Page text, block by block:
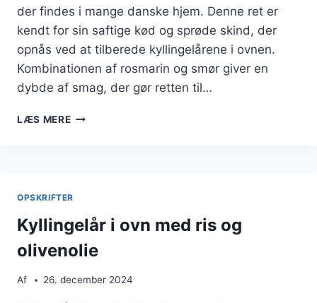
der findes i mange danske hjem. Denne ret er
kendt for sin saftige kød og sprøde skind, der
opnås ved at tilberede kyllingelårene i ovnen.
Kombinationen af rosmarin og smør giver en
dybde af smag, der gør retten til…
LÆS MEREKYLLINGELÅR
OPSKRIFTER
Kyllingelår i ovn med ris og
olivenolie
Af 26. december 2024